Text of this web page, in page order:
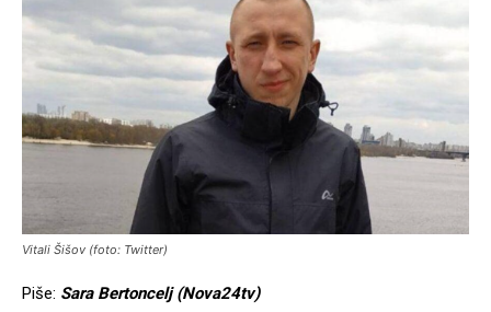
Vitali Šišov (foto: Twitter)
Piše: Sara Bertoncelj (Nova24tv)